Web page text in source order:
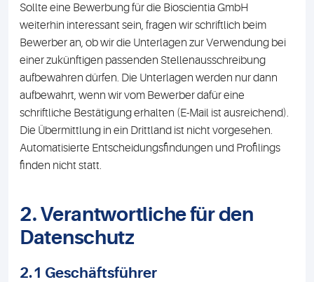
Sollte eine Bewerbung für die Bioscientia GmbH
weiterhin interessant sein, fragen wir schriftlich beim
Bewerber an, ob wir die Unterlagen zur Verwendung bei
einer zukünftigen passenden Stellenausschreibung
aufbewahren dürfen. Die Unterlagen werden nur dann
aufbewahrt, wenn wir vom Bewerber dafür eine
schriftliche Bestätigung erhalten (E-Mail ist ausreichend).
Die Übermittlung in ein Drittland ist nicht vorgesehen.
Automatisierte Entscheidungsfindungen und Profilings
finden nicht statt.
2. Verantwortliche für den
Datenschutz
2.1 Geschäftsführer